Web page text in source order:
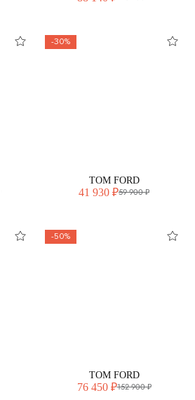
-30%
TOM FORD
41 930 ₽59 900 ₽
-50%
TOM FORD
76 450 ₽152 900 ₽